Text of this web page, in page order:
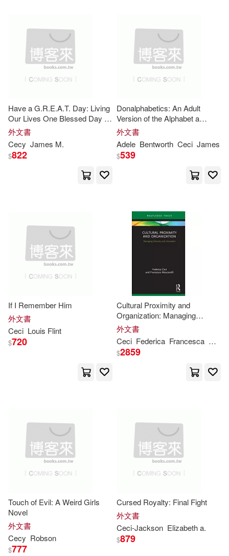
Cristina/ Humphries(1)
D. F. (EDT)/ Toglia(1)
Daniel(1) David (CON)(1)
David C.(1)
David F. (EDT)(1)
David/ Varnelis(1)
De Meulenaere(1) Denis(1)
Drew (CON)/ Johnson(1)
Elsie(1) Emmanuelle(1)
Eric(1)
Have a G.R.E.A.T. Day: Living
Our Lives One Blessed Day at
a Time
外文書
Cecy James M.
$822
Donalphabetics: An Adult
Version of the Alphabet a
Humorous Description of
America’’s Situation Under
Dumbnald
外文書
Adele Bentworth Ceci James
$539
If I Remember Him
外文書
Ceci Louis Flint
$720
Cultural Proximity and
Organization: Managing
Diversity and Innovation
外文書
Ceci Federica Francesca
$2859
Touch of Evil: A Weird Girls
Novel
外文書
Cecy Robson
$777
Cursed Royalty: Final Fight
外文書
Ceci-Jackson Elizabeth a.
$879